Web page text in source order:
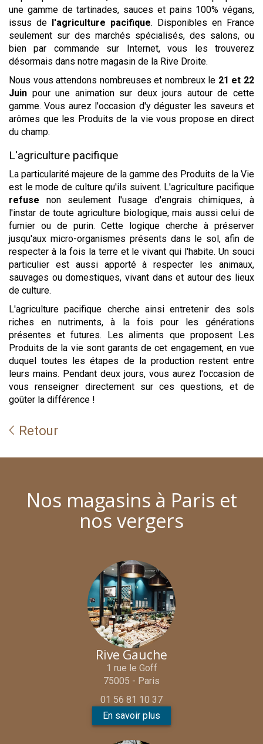
une gamme de tartinades, sauces et pains 100% végans,
issus de l'agriculture pacifique. Disponibles en France
seulement sur des marchés spécialisés, des salons, ou
bien par commande sur Internet, vous les trouverez
désormais dans notre magasin de la Rive Droite.
Nous vous attendons nombreuses et nombreux le 21 et 22
Juin pour une animation sur deux jours autour de cette
gamme. Vous aurez l'occasion d'y déguster les saveurs et
arômes que les Produits de la vie vous propose en direct
du champ.
L'agriculture pacifique
La particularité majeure de la gamme des Produits de la Vie
est le mode de culture qu'ils suivent. L'agriculture pacifique
refuse non seulement l'usage d'engrais chimiques, à
l'instar de toute agriculture biologique, mais aussi celui de
fumier ou de purin. Cette logique cherche à préserver
jusqu'aux micro-organismes présents dans le sol, afin de
respecter à la fois la terre et le vivant qui l'habite. Un souci
particulier est aussi apporté à respecter les animaux,
sauvages ou domestiques, vivant dans et autour des lieux
de culture.
L'agriculture pacifique cherche ainsi entretenir des sols
riches en nutriments, à la fois pour les générations
présentes et futures. Les aliments que proposent Les
Produits de la vie sont garants de cet engagement, en vue
duquel toutes les étapes de la production restent entre
leurs mains. Pendant deux jours, vous aurez l'occasion de
vous renseigner directement sur ces questions, et de
goûter la différence !
Retour
Nos magasins à Paris et
nos vergers
Rive Gauche
1 rue le Goff
75005 - Paris
01 56 81 10 37
En savoir plus